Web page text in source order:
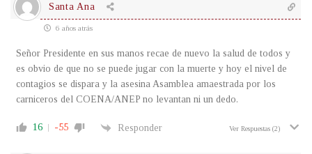
Santa Ana
6 años atrás
Señor Presidente en sus manos recae de nuevo la salud de todos y
es obvio de que no se puede jugar con la muerte y hoy el nivel de
contagios se dispara y la asesina Asamblea amaestrada por los
carniceros del COENA/ANEP no levantan ni un dedo.
16 -55 Responder Ver Respuestas (2)